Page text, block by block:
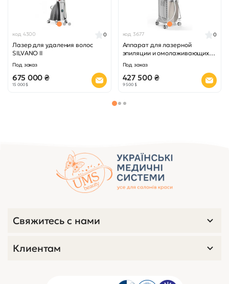
код 4300
Лазер для удаления волос
SILVANO II
0
Под заказ
675 000 ₴
15 000 $
код 3677
Аппарат для лазерной
эпиляции и омолаживающих
0
Под заказ
427 500 ₴
9 500 $
Свяжитесь с нами
Клиентам